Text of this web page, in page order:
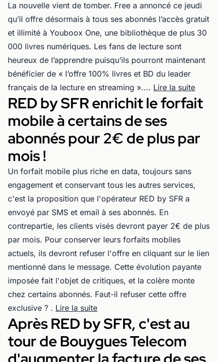
La nouvelle vient de tomber. Free a annoncé ce jeudi
qu’il offre désormais à tous ses abonnés l’accès gratuit
et illimité à Youboox One, une bibliothèque de plus 30
000 livres numériques. Les fans de lecture sont
heureux de l’apprendre puisqu’ils pourront maintenant
bénéficier de « l’offre 100% livres et BD du leader
français de la lecture en streaming ».... Lire la suite
RED by SFR enrichit le forfait
mobile à certains de ses
abonnés pour 2€ de plus par
mois !
Un forfait mobile plus riche en data, toujours sans
engagement et conservant tous les autres services,
c'est la proposition que l'opérateur RED by SFR a
envoyé par SMS et email à ses abonnés. En
contrepartie, les clients visés devront payer 2€ de plus
par mois. Pour conserver leurs forfaits mobiles
actuels, ils devront refuser l'offre en cliquant sur le lien
mentionné dans le message. Cette évolution payante
imposée fait l'objet de critiques, et la colère monte
chez certains abonnés. Faut-il refuser cette offre
exclusive ? . Lire la suite
Après RED by SFR, c'est au
tour de Bouygues Telecom